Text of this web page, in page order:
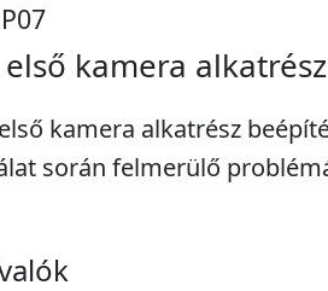
kamera alkatrész
kamera alkatrész
során felmerülő